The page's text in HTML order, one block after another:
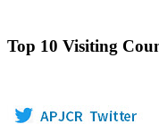
Top 10 Visiting